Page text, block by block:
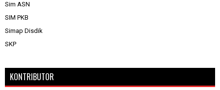
Sim ASN
SIM PKB
Simap Disdik
SKP
KONTRIBUTOR